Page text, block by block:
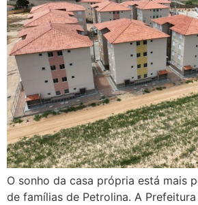
O sonho da casa própria está mais
de famílias de Petrolina. A